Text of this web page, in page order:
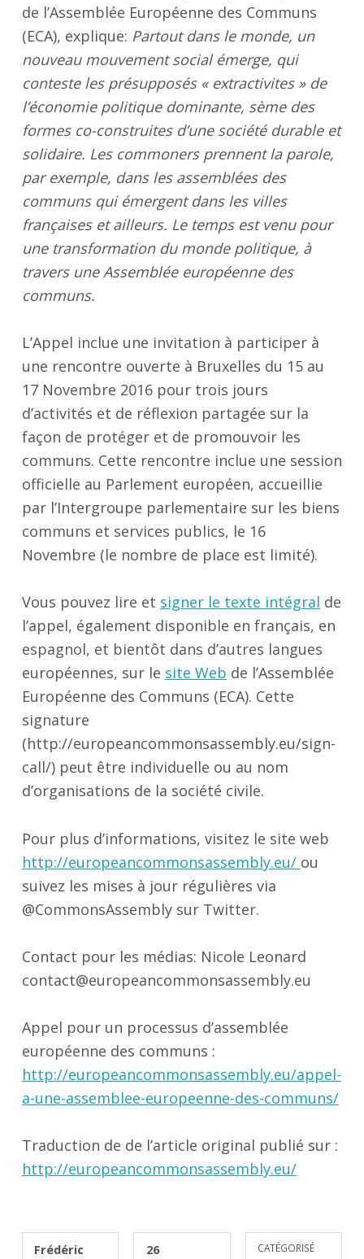
RÉDIGÉ PAR :
Frédéric PUBLIÉ SUR :
26
CATÉGORISÉ
de l’Assemblée Européenne des Communs
(ECA), explique: Partout dans le monde, un
nouveau mouvement social émerge, qui
conteste les présupposés « extractivites » de
l’économie politique dominante, sème des
formes co-construites d’une société durable et
solidaire. Les commoners prennent la parole,
par exemple, dans les assemblées des
communs qui émergent dans les villes
françaises et ailleurs. Le temps est venu pour
une transformation du monde politique, à
travers une Assemblée européenne des
communs.
L’Appel inclue une invitation à participer à
une rencontre ouverte à Bruxelles du 15 au
17 Novembre 2016 pour trois jours
d’activités et de réflexion partagée sur la
façon de protéger et de promouvoir les
communs. Cette rencontre inclue une session
officielle au Parlement européen, accueillie
par l’Intergroupe parlementaire sur les biens
communs et services publics, le 16
Novembre (le nombre de place est limité).
Vous pouvez lire et signer le texte intégral de
l’appel, également disponible en français, en
espagnol, et bientôt dans d’autres langues
européennes, sur le site Web de l’Assemblée
Européenne des Communs (ECA). Cette
signature
(http://europeancommonsassembly.eu/sign-
call/) peut être individuelle ou au nom
d’organisations de la société civile.
Pour plus d’informations, visitez le site web
http://europeancommonsassembly.eu/ ou
suivez les mises à jour régulières via
@CommonsAssembly sur Twitter.
Contact pour les médias: Nicole Leonard
contact@europeancommonsassembly.eu
Appel pour un processus d’assemblée
européenne des communs :
http://europeancommonsassembly.eu/appel-
a-une-assemblee-europeenne-des-communs/
Traduction de de l’article original publié sur :
http://europeancommonsassembly.eu/